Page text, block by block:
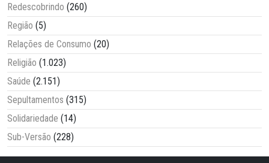
Redescobrindo (260)
Região (5)
Relações de Consumo (20)
Religião (1.023)
Saúde (2.151)
Sepultamentos (315)
Solidariedade (14)
Sub-Versão (228)